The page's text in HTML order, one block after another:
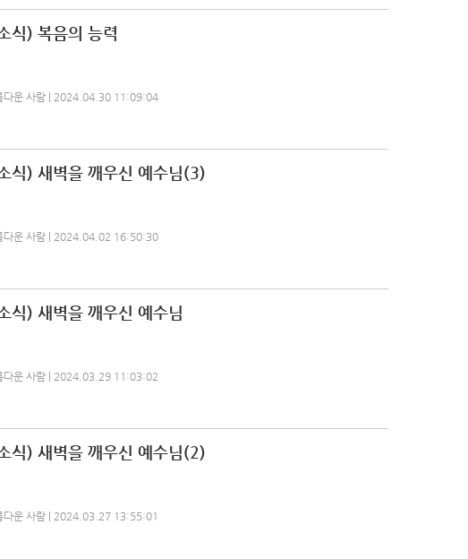
식) 복음의 능력
다운 사람 | 2024.04.30 11:09:04
식) 새벽을 깨우신 예수님(3)
다운 사람 | 2024.04.02 16:50:30
식) 새벽을 깨우신 예수님
다운 사람 | 2024.03.29 11:03:02
식) 새벽을 깨우신 예수님(2)
다운 사람 | 2024.03.27 13:55:01